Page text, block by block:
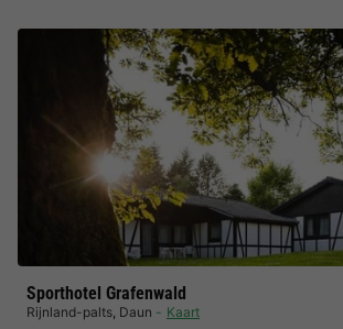
Sporthotel Grafenwald
Rijnland-palts, Daun Kaart